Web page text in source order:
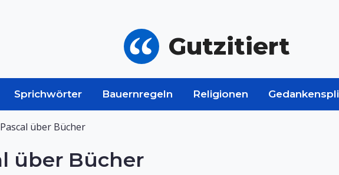
Gutzitiert
Sprichwörter Bauernregeln Religionen
über Bücher
über Bücher